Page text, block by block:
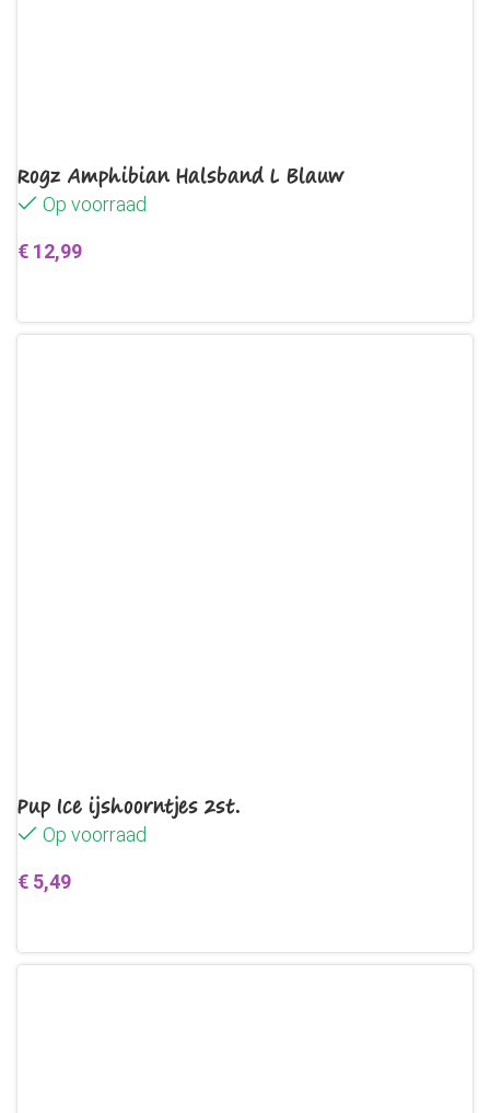
Rogz Amphibian Halsband L Blauw
Op voorraad
€ 12,99
Pup Ice ijshoorntjes 2st.
Op voorraad
€ 5,49